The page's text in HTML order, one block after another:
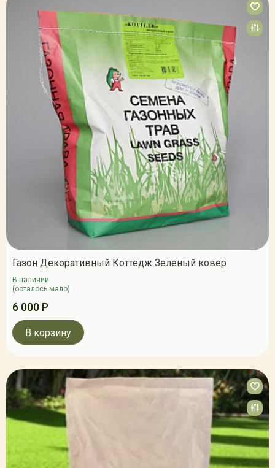
Газон Декоративный Коттедж Зеленый ковер
В наличии
(осталось мало)
6 000 Р
В корзину